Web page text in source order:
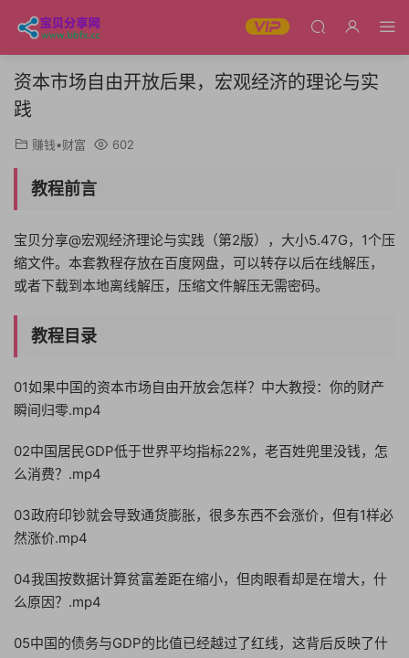
资本市场自由开放后果，宏观经济的理论与实
践
赚钱•财富 602
教程前言
宝贝分享@宏观经济理论与实践（第2版），大小5.47G，1个压
缩文件。本套教程存放在百度网盘，可以转存以后在线解压，
或者下载到本地离线解压，压缩文件解压无需密码。
教程目录
01如果中国的资本市场自由开放会怎样？中大教授：你的财产
瞬间归零.mp4
02中国居民GDP低于世界平均指标22%，老百姓兜里没钱，怎
么消费？.mp4
03政府印钞就会导致通货膨胀，很多东西不会涨价，但有1样必
然涨价.mp4
04我国按数据计算贫富差距在缩小，但肉眼看却是在增大，什
么原因？.mp4
05中国的债务与GDP的比值已经越过了红线，这背后反映了什